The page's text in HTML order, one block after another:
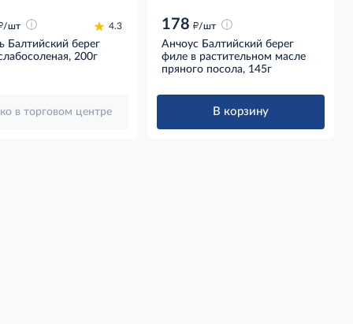
/шт 4.3
Балтийский берег
200г
в торговом центре
178 д/шт
Анчоус Балтийский берег
филе в растительном масле
пряного посола, 145г
В корзину